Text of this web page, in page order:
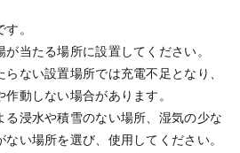
。
が当たる場所に設置してください。
ない設置場所では充電不足となり、
動しない場合があります。
る浸水や積雪のない場所、湿気の少な
い場所を選び、使用してください。